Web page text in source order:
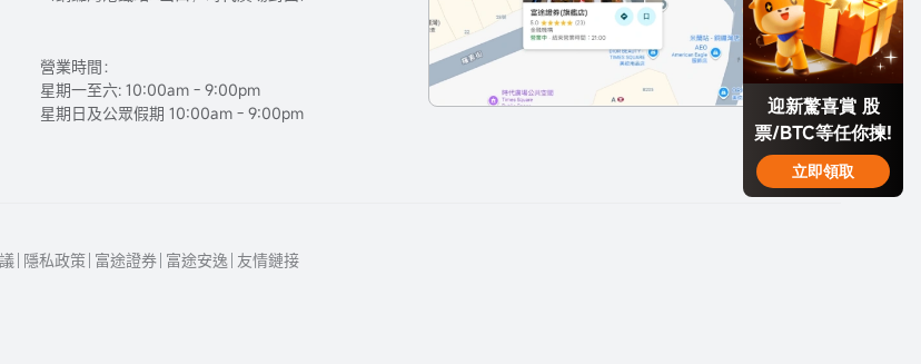
迎新驚喜賞 股
票/BTC等任你揀!
立即領取
營業時間：
星期一至六: 10:00am - 9:00pm
星期日及公眾假期 10:00am - 9:00pm
隱私政策 富途證券 富途安逸 友情鏈接